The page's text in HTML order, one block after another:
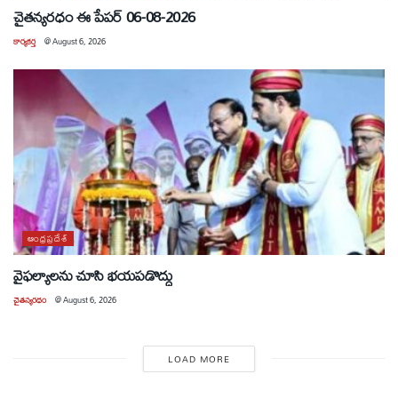
చైతన్యరధం ఈ పేపర్ 06-08-2026
కార్యకర్త @August 6, 2026
ఆంధ్రప్రదేశ్
వైఫల్యాలను చూసి భయపడొద్దు
చైతన్యరధం @August 6, 2026
LOAD MORE